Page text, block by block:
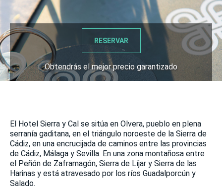
RESERVAR
RESERVAR
Obtendrás el mejor precio garantizado
El Hotel Sierra y Cal se sitúa en Olvera, pueblo en plena
serranía gaditana, en el triángulo noroeste de la Sierra de
Cádiz, en una encrucijada de caminos entre las provincias
de Cádiz, Málaga y Sevilla. En una zona montañosa entre
el Peñón de Zaframagón, Sierra de Líjar y Sierra de las
Harinas y está atravesado por los ríos Guadalporcún y
Salado.